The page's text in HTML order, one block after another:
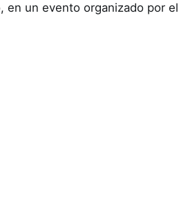
en un evento organizado por